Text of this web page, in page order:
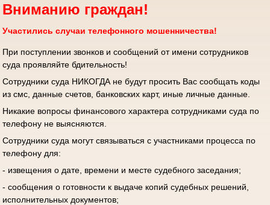
Вниманию граждан!
Участились случаи телефонного мошенничества!
При поступлении звонков и сообщений от имени сотрудников
суда проявляйте бдительность!
Сотрудники суда НИКОГДА не будут просить Вас сообщать коды
из смс, данные счетов, банковских карт, иные личные данные.
Никакие вопросы финансового характера сотрудниками суда по
телефону не выясняются.
Сотрудники суда могут связываться с участниками процесса по
телефону для:
- извещения о дате, времени и месте судебного заседания;
- сообщения о готовности к выдаче копий судебных решений,
исполнительных документов;